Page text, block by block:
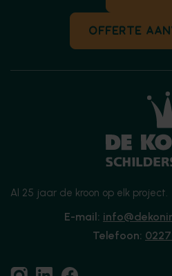
OFFERTE
Al 25 jaar de kroon op elk project.
E-mail:
Telefoon: